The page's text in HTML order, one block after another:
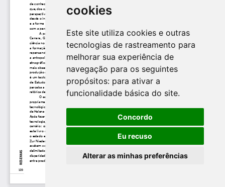
cookies
Este site utiliza cookies e outras
tecnologias de rastreamento para
melhorar sua experiência de
navegação para os seguintes
propósitos: para ativar a
funcionalidade básica do site.
Concordo
Eu recuso
Alterar as minhas preferências